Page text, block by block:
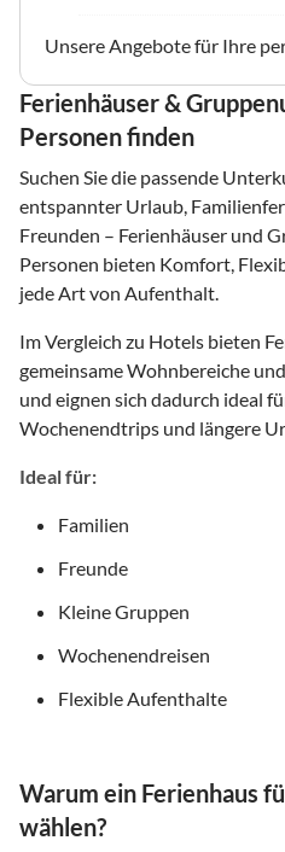
Unsere Angebote für Ihre
Ferienhäuser &
Personen finden
Suchen Sie die passende
entspannter Urlaub,
Freunden – Ferienhäuser und
Personen bieten Komfort,
jede Art von Aufenthalt.
Im Vergleich zu Hotels bieten
gemeinsame Wohnbereiche
und eignen sich dadurch ideal
Wochenendtrips und längere
Ideal für:
Familien
Freunde
Kleine Gruppen
Wochenendreisen
Flexible Aufenthalte
Warum ein Ferienhaus
wählen?